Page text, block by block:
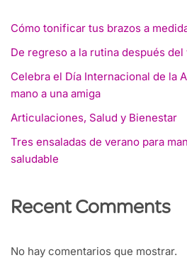
Cómo tonificar tus brazos a
De regreso a la rutina después del
Celebra el Día Internacional de la
mano a una amiga
Articulaciones, Salud y Bienestar
Tres ensaladas de verano para
saludable
Recent Comments
No hay comentarios que mostrar.